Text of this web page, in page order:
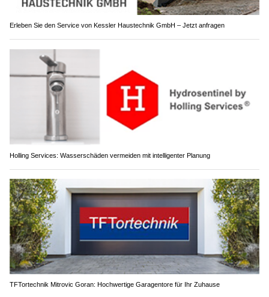
Erleben Sie den Service von Kessler Haustechnik GmbH – Jetzt anfragen
Holling Services: Wasserschäden vermeiden mit intelligenter Planung
TFTortechnik Mitrovic Goran: Hochwertige Garagentore für Ihr Zuhause